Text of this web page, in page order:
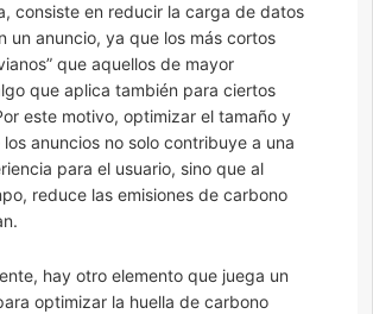
consiste en reducir la carga de datos
un anuncio, ya que los más cortos
que aquellos de mayor
que aplica también para ciertos
este motivo, optimizar el tamaño y
anuncios no solo contribuye a una
para el usuario, sino que al
reduce las emisiones de carbono
hay otro elemento que juega un
optimizar la huella de carbono